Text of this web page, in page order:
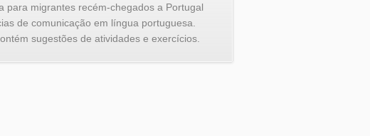
para migrantes recém-chegados a Portugal
de comunicação em língua portuguesa.
sugestões de atividades e exercícios.